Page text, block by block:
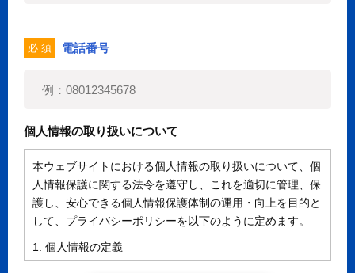
必 須 電話番号
個人情報の取り扱いについて
本ウェブサイトにおける個人情報の取り扱いについて、個
人情報保護に関する法令を遵守し、これを適切に管理、保
護し、安心できる個人情報保護体制の運用・向上を目的と
して、プライバシーポリシーを以下のように定めます。
1. 個人情報の定義
個人情報とは、「個人情報の保護に関する法律」に規定さ